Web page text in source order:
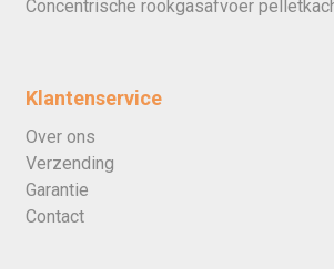
Concentrische rookgasafvoer
Klantenservice
Over ons
Verzending
Garantie
Contact